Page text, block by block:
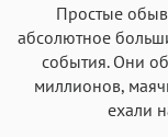
Простые
абсолютное
события. Они
миллионов,
ехали